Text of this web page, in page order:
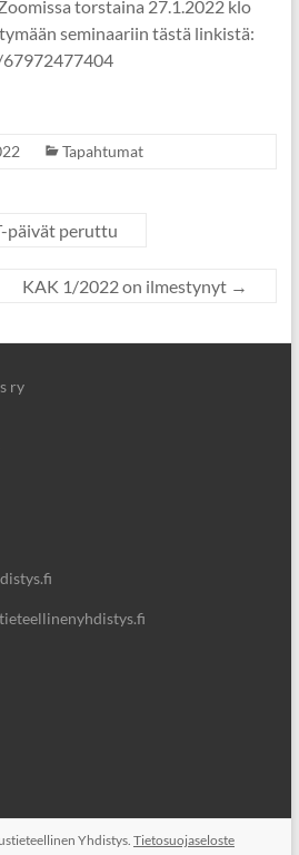
torstaina 27.1.2022 klo
seminaariin tästä linkistä:
Tapahtumat
päivät peruttu
KAK 1/2022 on ilmestynyt →
ry
Yhdistys. Tietosuojaseloste